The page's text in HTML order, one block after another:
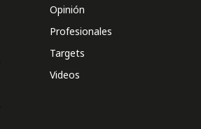
Opinión
Profesionales
Targets
Videos